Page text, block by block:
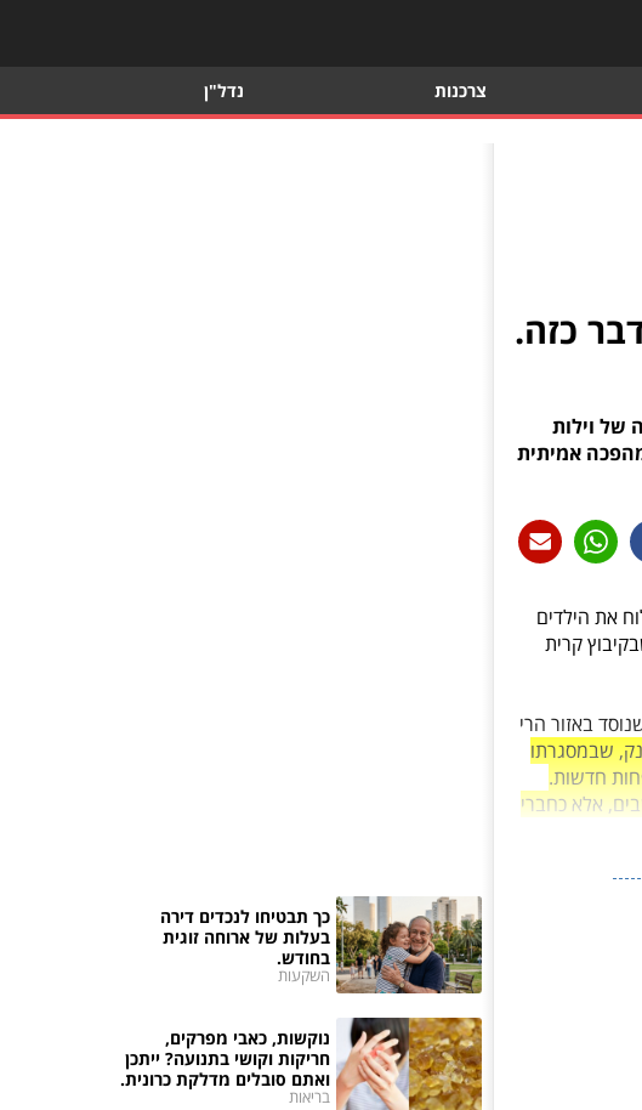
צרכנות נדל"ן
כזה.
של וילות
אמיתית
את הילדים
קרית
לקיבוץ הראשון שנוסד באזור הרי
שבמסגרתו
חדשות.
אלא כחברי
כך תבטיחו לנכדים דירה
בעלות של ארוחה זוגית
בחודש.
השקעות
נוקשות, כאבי מפרקים,
חריקות וקושי בתנועה? ייתכן
ואתם סובלים מדלקת כרונית.
בריאות